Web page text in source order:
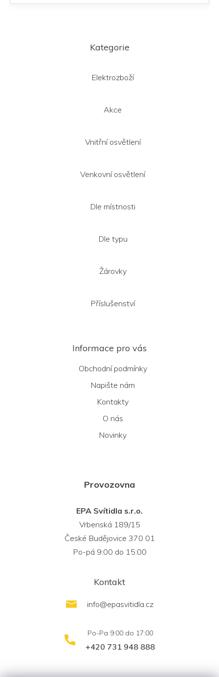
Kategorie
Elektrozboží
Akce
Vnitřní osvětlení
Venkovní osvětlení
Dle místnosti
Dle typu
Žárovky
Příslušenství
Informace pro vás
Obchodní podmínky
Napište nám
Kontakty
O nás
Novinky
Provozovna
EPA Svítidla s.r.o.
Vrbenská 189/15
České Budějovice 370 01
Po-pá 9:00 do 15:00
Kontakt
info@epasvitidla.cz
+420 731 948 888